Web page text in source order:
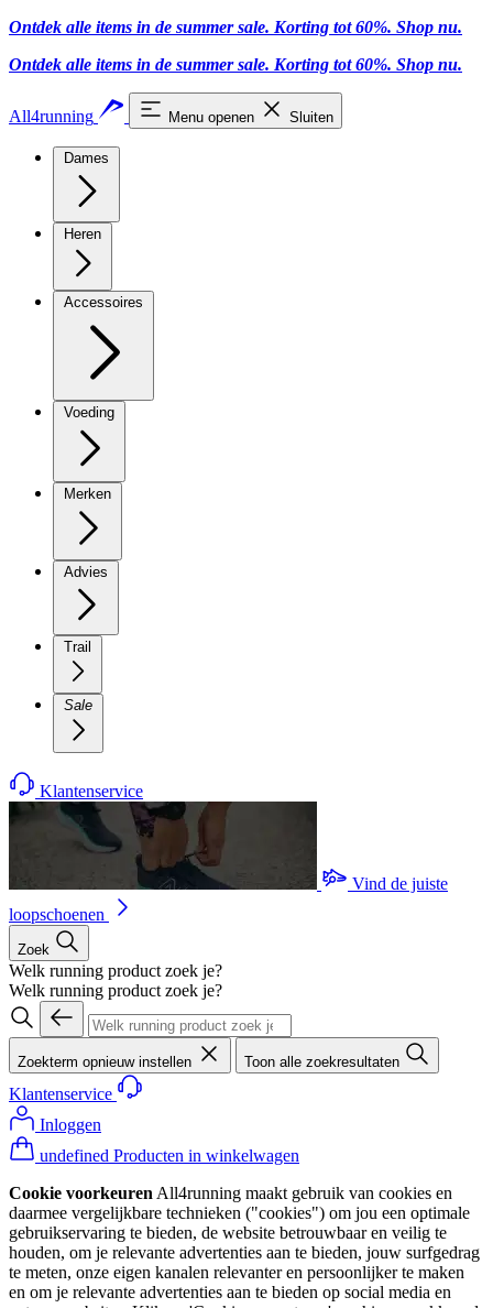
Ontdek alle items in de summer sale. Korting tot 60%. Shop nu.
Ontdek alle items in de summer sale. Korting tot 60%. Shop nu.
All4running Menu openen Sluiten
Dames
Heren
Accessoires
Voeding
Merken
Advies
Trail
Sale
Klantenservice
Vind de juiste
loopschoenen
Zoek
Welk running product zoek je?
Welk running product zoek je?
Zoekterm opnieuw instellen Toon alle zoekresultaten
Klantenservice
Inloggen
undefined Producten in winkelwagen
Cookie voorkeuren All4running maakt gebruik van cookies en
daarmee vergelijkbare technieken ("cookies") om jou een optimale
gebruikservaring te bieden, de website betrouwbaar en veilig te
houden, om je relevante advertenties aan te bieden, jouw surfgedrag
te meten, onze eigen kanalen relevanter en persoonlijker te maken
en om je relevante advertenties aan te bieden op social media en